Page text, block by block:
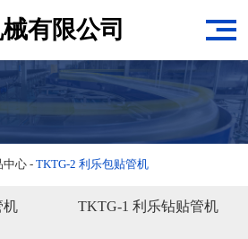
有限公司
中心 -TKTG-2 利乐包贴管机
机 TKTG-1 利乐钻贴管机